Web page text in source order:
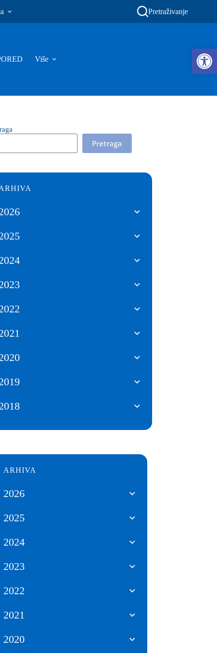
Pretraživanje
Više
Pretraga
ARHIVA
2026
2025
2024
2023
2022
2021
2020